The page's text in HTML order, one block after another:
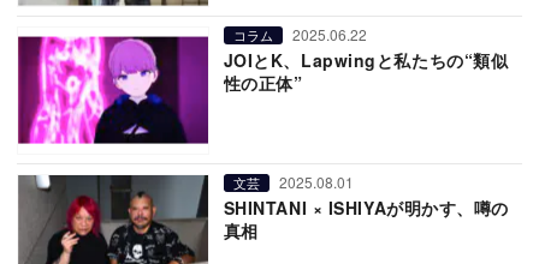
コラム 2025.06.22
JOIとK、Lapwingと私たちの“類似
性の正体”
文芸 2025.08.01
SHINTANI × ISHIYAが明かす、噂の
真相